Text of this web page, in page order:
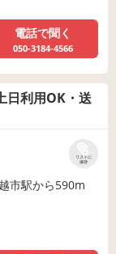
電話で聞く
050-3184-4566
日利用OK・送
リストに
保存
市駅から590m